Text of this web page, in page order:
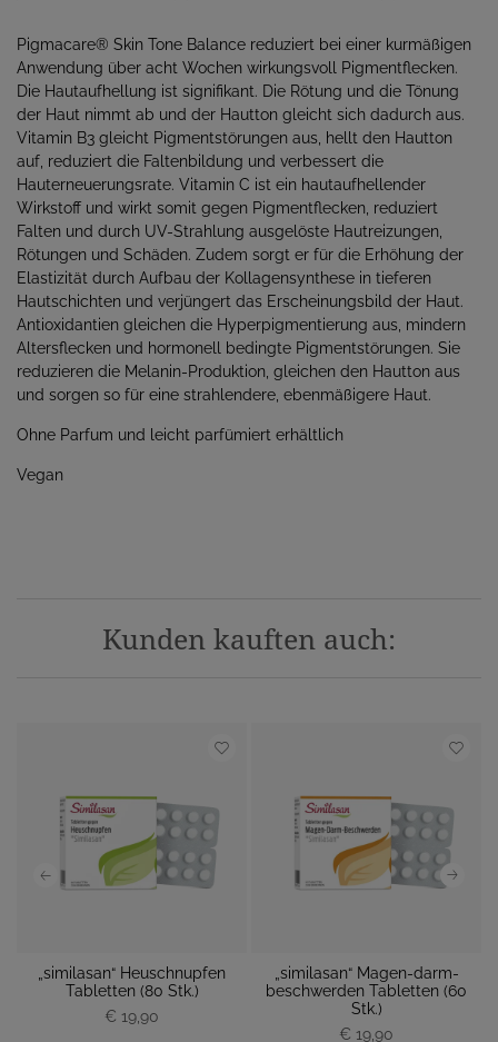
Pigmacare® Skin Tone Balance reduziert bei einer kurmäßigen
Anwendung über acht Wochen wirkungsvoll Pigmentflecken.
Die Hautaufhellung ist signifikant. Die Rötung und die Tönung
der Haut nimmt ab und der Hautton gleicht sich dadurch aus.
Vitamin B3 gleicht Pigmentstörungen aus, hellt den Hautton
auf, reduziert die Faltenbildung und verbessert die
Hauterneuerungsrate. Vitamin C ist ein hautaufhellender
Wirkstoff und wirkt somit gegen Pigmentflecken, reduziert
Falten und durch UV-Strahlung ausgelöste Hautreizungen,
Rötungen und Schäden. Zudem sorgt er für die Erhöhung der
Elastizität durch Aufbau der Kollagensynthese in tieferen
Hautschichten und verjüngert das Erscheinungsbild der Haut.
Antioxidantien gleichen die Hyperpigmentierung aus, mindern
Altersflecken und hormonell bedingte Pigmentstörungen. Sie
reduzieren die Melanin-Produktion, gleichen den Hautton aus
und sorgen so für eine strahlendere, ebenmäßigere Haut.
Ohne Parfum und leicht parfümiert erhältlich
Vegan
Kunden kauften auch:
„similasan“ Heuschnupfen
Tabletten (80 Stk.)
€ 19,90
„similasan“ Magen-darm-
beschwerden Tabletten (60
Stk.)
€ 19,90